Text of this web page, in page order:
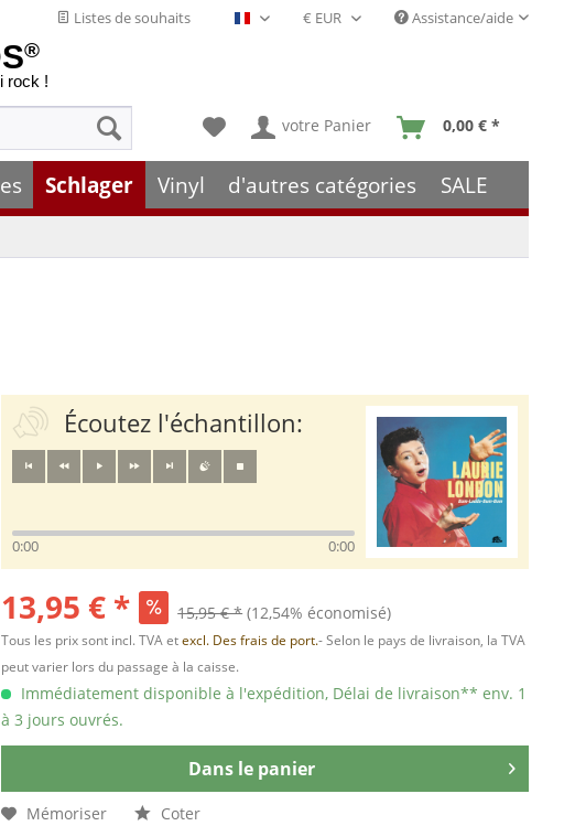
Listes de souhaits Français- FR Assistance/aide
®
rock !
votre Panier 0,00 € *
Schlager Vinyl d'autres catégories SALE
Écoutez l'échantillon:
0:00 0:00
13,95 € * 15,95 € * (12,54% économisé)
Tous les prix sont incl. TVA etexcl. Des frais de port.- Selon le pays de livraison, la TVA
peut varier lors du passage à la caisse.
Immédiatement disponible à l'expédition, Délai de livraison** env. 1
à 3 jours ouvrés.
Dans le panier
Mémoriser Coter